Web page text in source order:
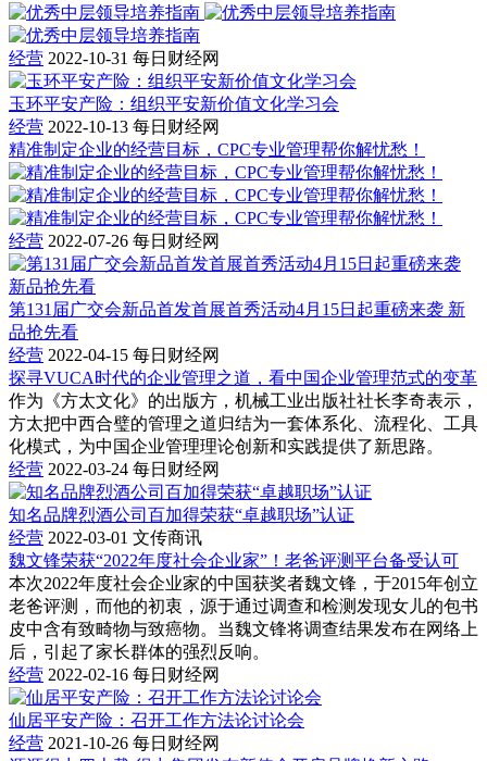
经营 2022-10-31 每日财经网
玉环平安产险：组织平安新价值文化学习会
经营 2022-10-13 每日财经网
精准制定企业的经营目标，CPC专业管理帮你解忧愁！
经营 2022-07-26 每日财经网
第131届广交会新品首发首展首秀活动4月15日起重磅来袭 新
品抢先看
经营 2022-04-15 每日财经网
探寻VUCA时代的企业管理之道，看中国企业管理范式的变革
作为《方太文化》的出版方，机械工业出版社社长李奇表示，
方太把中西合璧的管理之道归结为一套体系化、流程化、工具
化模式，为中国企业管理理论创新和实践提供了新思路。
经营 2022-03-24 每日财经网
知名品牌烈酒公司百加得荣获“卓越职场”认证
经营 2022-03-01 文传商讯
魏文锋荣获“2022年度社会企业家”！老爸评测平台备受认可
本次2022年度社会企业家的中国获奖者魏文锋，于2015年创立
老爸评测，而他的初衷，源于通过调查和检测发现女儿的包书
皮中含有致畸物与致癌物。当魏文锋将调查结果发布在网络上
后，引起了家长群体的强烈反响。
经营 2022-02-16 每日财经网
仙居平安产险：召开工作方法论讨论会
经营 2021-10-26 每日财经网